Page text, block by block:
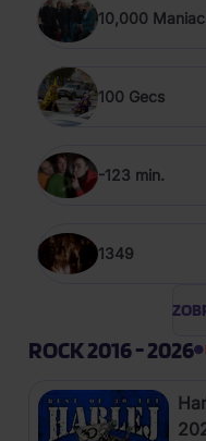
10,000
100 Gecs
-123 min.
1349
ROCK 2016 - 2026